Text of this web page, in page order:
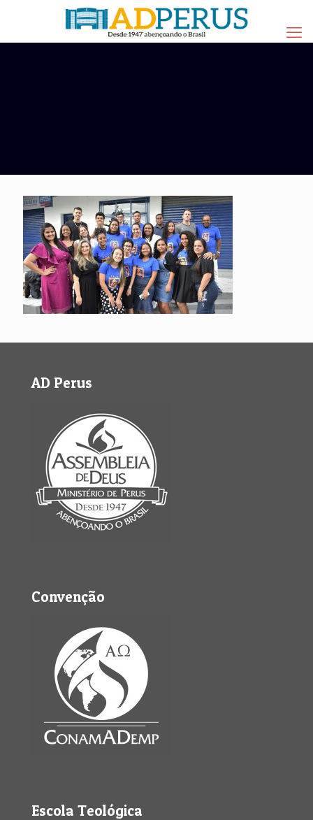
AD Perus
Convenção
Escola Teológica